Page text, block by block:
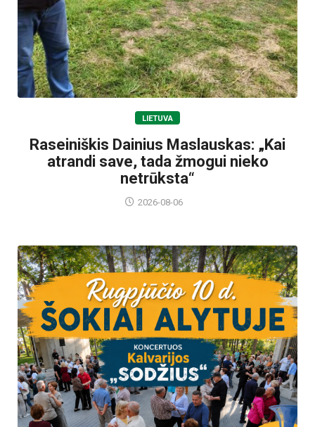
LIETUVA
Raseiniškis Dainius Maslauskas: „Kai
atrandi save, tada žmogui nieko
netrūksta“
2026-08-06